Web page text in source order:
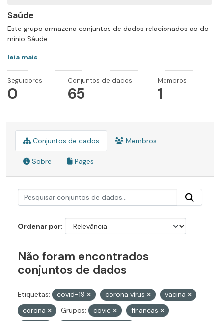
Saúde
Este grupo armazena conjuntos de dados relacionados ao do
mínio Sáude.
leia mais
Seguidores
0
Conjuntos de dados
65
Membros
1
Conjuntos de dados Membros
Sobre Pages
Ordenar por
Não foram encontrados
conjuntos de dados
Etiquetas: covid-19 corona vírus
vacina
corona
Grupos: covid
financas